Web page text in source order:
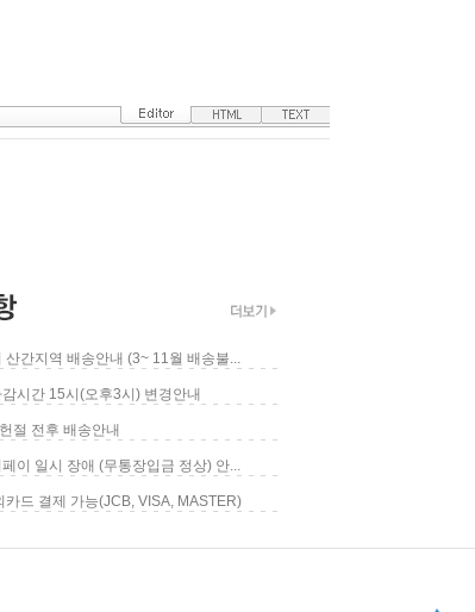
산간지역 배송안내 (3~ 11월 배송불...
감시간 15시(오후3시) 변경안내
절 전후 배송안내
이 일시 장애 (무통장입금 정상) 안...
카드 결제 가능(JCB, VISA, MASTER)